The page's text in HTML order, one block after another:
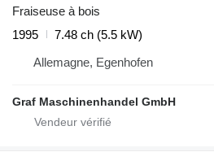
Fraiseuse à bois
1995
7.48 ch (5.5 kW)
Allemagne, Egenhofen
Graf Maschinenhandel GmbH